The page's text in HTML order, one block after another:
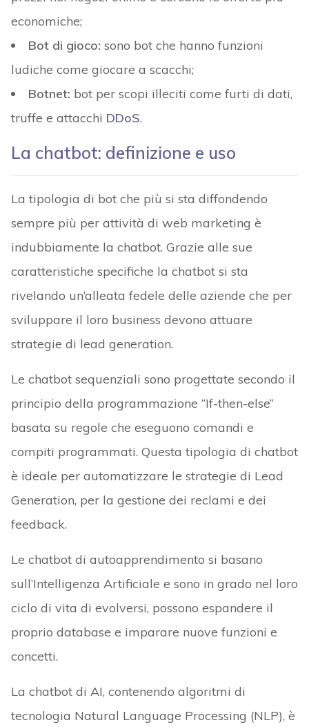
economiche;
Bot di gioco: sono bot che hanno funzioni
ludiche come giocare a scacchi;
Botnet: bot per scopi illeciti come furti di dati,
truffe e attacchi DDoS.
La chatbot: definizione e uso
La tipologia di bot che più si sta diffondendo
sempre più per attività di web marketing è
indubbiamente la chatbot. Grazie alle sue
caratteristiche specifiche la chatbot si sta
rivelando un’alleata fedele delle aziende che per
sviluppare il loro business devono attuare
strategie di lead generation.
Le chatbot sequenziali sono progettate secondo il
principio della programmazione “If-then-else”
basata su regole che eseguono comandi e
compiti programmati. Questa tipologia di chatbot
è ideale per automatizzare le strategie di Lead
Generation, per la gestione dei reclami e dei
feedback.
Le chatbot di autoapprendimento si basano
sull’Intelligenza Artificiale e sono in grado nel loro
ciclo di vita di evolversi, possono espandere il
proprio database e imparare nuove funzioni e
concetti.
La chatbot di AI, contenendo algoritmi di
tecnologia Natural Language Processing (NLP), è